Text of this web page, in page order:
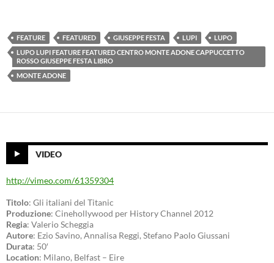
FEATURE FEATURED GIUSEPPE FESTA LUPI
LUPO
LUPO LUPI FEATURE FEATURED CENTRO MONTE ADONE CAPPUCCETTO
ROSSO GIUSEPPE FESTA LIBRO
MONTE ADONE
VIDEO
http://vimeo.com/61359304
Titolo: Gli italiani del Titanic
Produzione: Cinehollywood per History Channel 2012
Regia: Valerio Scheggia
Autore: Ezio Savino, Annalisa Reggi, Stefano Paolo Giussani
Durata: 50′
Location: Milano, Belfast – Eire